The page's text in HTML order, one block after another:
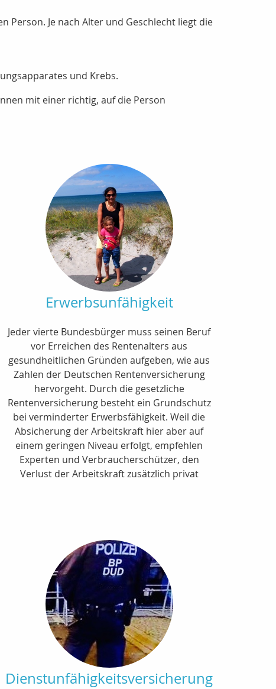
Person. Je nach Alter und Geschlecht liegt die
und Krebs.
mit einer richtig, auf die Person
Erwerbsunfähigkeit
Jeder vierte Bundesbürger muss seinen Beruf
vor Erreichen des Rentenalters aus
gesundheitlichen Gründen aufgeben, wie aus
Zahlen der Deutschen Rentenversicherung
hervorgeht. Durch die gesetzliche
Rentenversicherung besteht ein Grundschutz
bei verminderter Erwerbsfähigkeit. Weil die
Absicherung der Arbeitskraft hier aber auf
einem geringen Niveau erfolgt, empfehlen
Experten und Verbraucherschützer, den
Verlust der Arbeitskraft zusätzlich privat
Dienstunfähigkeitsversicherung